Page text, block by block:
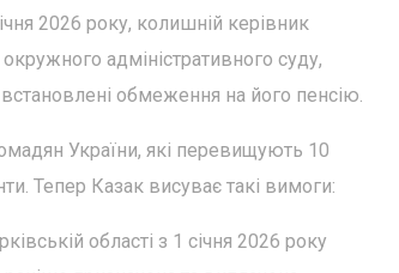
2026 року, колишній керівник
адміністративного суду,
обмеження на його пенсію.
України, які перевищують 10
Тепер Казак висуває такі вимоги:
області з 1 січня 2026 року